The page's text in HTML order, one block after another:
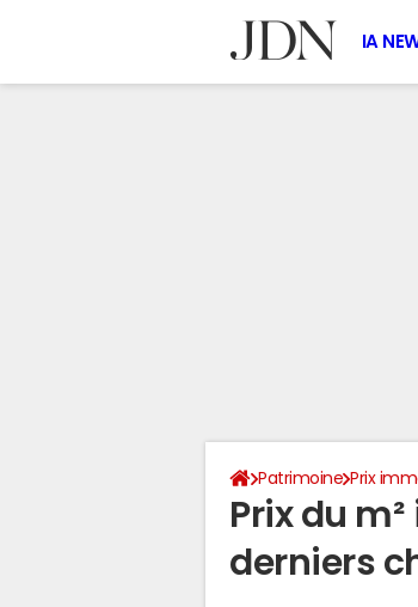
IA
Patrimoine Prix
Prix du
derniers